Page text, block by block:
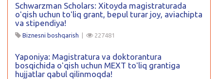
Schwarzman Scholars: Xitoyda magistraturada
oʻqish uchun toʻliq grant, bepul turar joy, aviachipta
va stipendiya!
Biznesni boshqarish | 227481
Yaponiya: Magistratura va doktorantura
bosqichida oʻqish uchun MEXT toʻliq grantiga
hujjatlar qabul qilinmoqda!